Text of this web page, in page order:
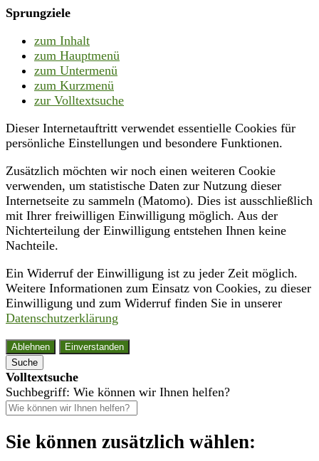
Sprungziele
zum Inhalt
zum Hauptmenü
zum Untermenü
zum Kurzmenü
zur Volltextsuche
Dieser Internetauftritt verwendet essentielle Cookies für
persönliche Einstellungen und besondere Funktionen.
Zusätzlich möchten wir noch einen weiteren Cookie
verwenden, um statistische Daten zur Nutzung dieser
Internetseite zu sammeln (Matomo). Dies ist ausschließlich
mit Ihrer freiwilligen Einwilligung möglich. Aus der
Nichterteilung der Einwilligung entstehen Ihnen keine
Nachteile.
Ein Widerruf der Einwilligung ist zu jeder Zeit möglich.
Weitere Informationen zum Einsatz von Cookies, zu dieser
Einwilligung und zum Widerruf finden Sie in unserer
Datenschutzerklärung
Ablehnen
Einverstanden
Suche
Volltextsuche
Suchbegriff: Wie können wir Ihnen helfen?
Sie können zusätzlich wählen: